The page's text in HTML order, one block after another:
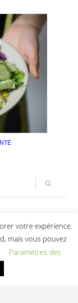
votre expérience.
mais vous pouvez
Paramètres des